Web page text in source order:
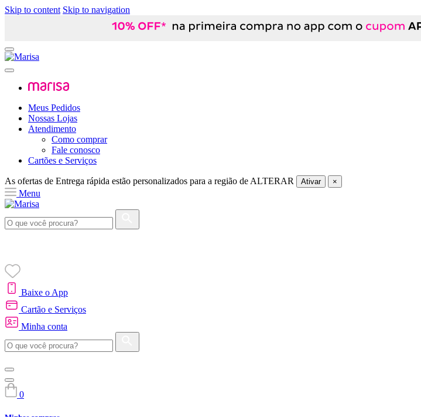
Skip to content Skip to navigation
Meus Pedidos
Nossas Lojas
Atendimento
Como comprar
Fale conosco
Cartões e Serviços
As ofertas de Entrega rápida estão personalizados para a região de ALTERAR Ativar ×
Menu
Baixe o App
Cartão e Serviços
Minha conta
0